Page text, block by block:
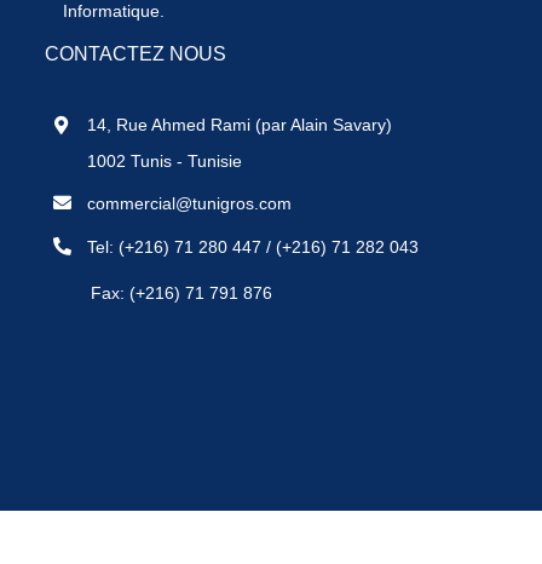
Informatique.
CONTACTEZ NOUS
14, Rue Ahmed Rami (par Alain Savary)
1002 Tunis - Tunisie
commercial@tunigros.com
Tel:(+216) 71 280 447 /(+216) 71 282 043
Fax: (+216) 71 791 876